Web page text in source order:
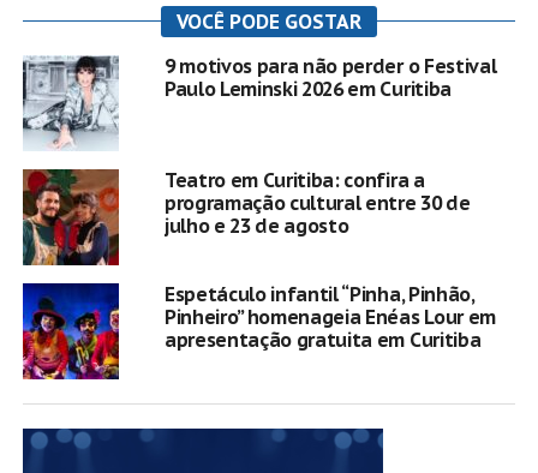
VOCÊ PODE GOSTAR
9 motivos para não perder o Festival
Paulo Leminski 2026 em Curitiba
Teatro em Curitiba: confira a
programação cultural entre 30 de
julho e 23 de agosto
Espetáculo infantil “Pinha, Pinhão,
Pinheiro” homenageia Enéas Lour em
apresentação gratuita em Curitiba